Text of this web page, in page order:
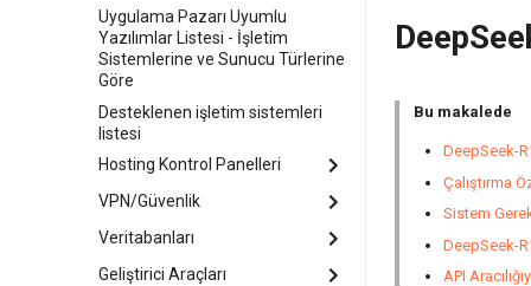
Uygulama Pazarı Uyumlu
Yazılımlar Listesi - İşletim
Sistemlerine ve Sunucu Türlerine
Göre
Desteklenen işletim sistemleri
listesi
Hosting Kontrol Panelleri
Ispmanager
aaPanel
BrainyCP
VPN/Güvenlik
3X-UI Grafik Paneli
AmneziaVPN Server
Veritabanları
ClickHouse
Geliştirici Araçları
Bu makalede
DeepSeek-
Çalıştırma
Sistem
DeepSeek-
API